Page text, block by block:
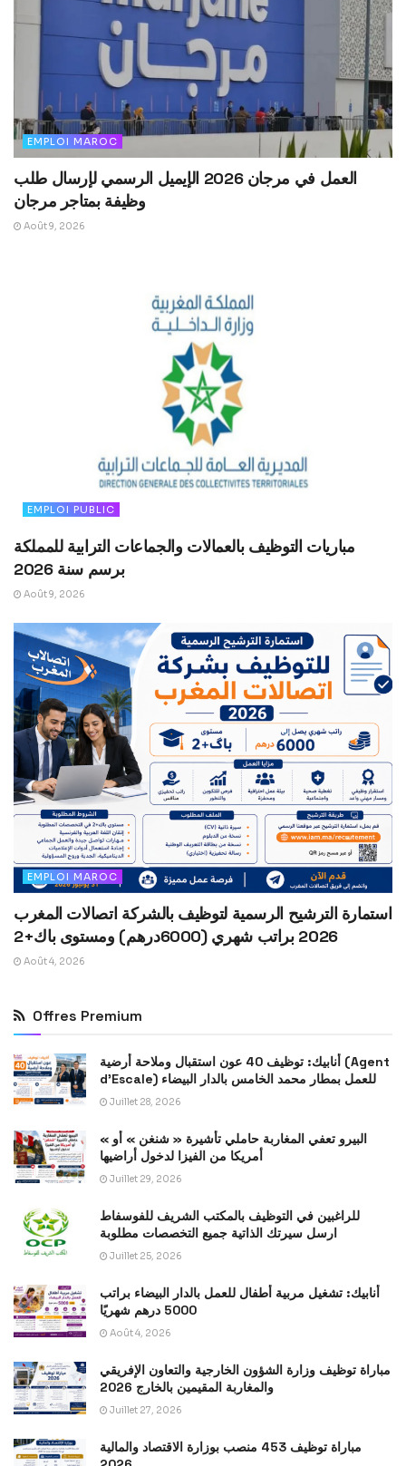
EMPLOI MAROC
العمل في مرجان 2026 الإيميل الرسمي لإرسال طلب
وظيفة بمتاجر مرجان
Août 9, 2026
EMPLOI PUBLIC
مباريات التوظيف بالعمالات والجماعات الترابية للمملكة
برسم سنة 2026
Août 9, 2026
EMPLOI MAROC
استمارة الترشيح الرسمية لتوظيف بالشركة اتصالات المغرب
2026 براتب شهري (6000درهم) ومستوى باك+2
Août 4, 2026
Offres Premium
أنابيك: توظيف 40 عون استقبال وملاحة أرضية (Agent
d’Escale) للعمل بمطار محمد الخامس بالدار البيضاء
Juillet 28, 2026
« البيرو تعفي المغاربة حاملي تأشيرة « شنغن » أو
أمريكا من الفيزا لدخول أراضيها
Juillet 29, 2026
للراغبين في التوظيف بالمكتب الشريف للفوسفاط
ارسل سيرتك الذاتية جميع التخصصات مطلوبة
Juillet 25, 2026
أنابيك: تشغيل مربية أطفال للعمل بالدار البيضاء براتب
5000 درهم شهريًا
Août 4, 2026
مباراة توظيف وزارة الشؤون الخارجية والتعاون الإفريقي
والمغاربة المقيمين بالخارج 2026
Juillet 27, 2026
مباراة توظيف 453 منصب بوزارة الاقتصاد والمالية